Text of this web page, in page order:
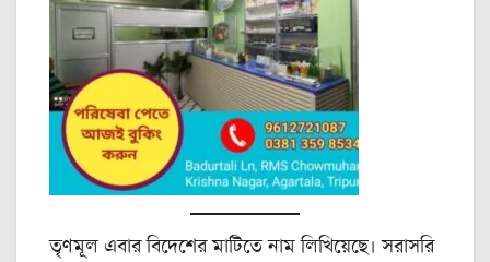
তৃণমূল এবার বিদেশের মাটিতে নাম লিখিয়েছে। সরাসরি